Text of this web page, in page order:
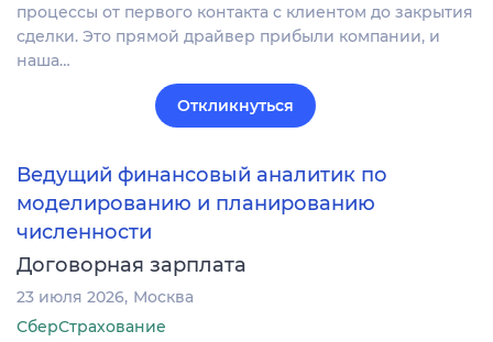
процессы от первого контакта с клиентом до закрытия
сделки. Это прямой драйвер прибыли компании, и
наша…
Откликнуться
Ведущий финансовый аналитик по
моделированию и планированию
численности
Договорная зарплата
23 июля 2026 Москва
СберСтрахование